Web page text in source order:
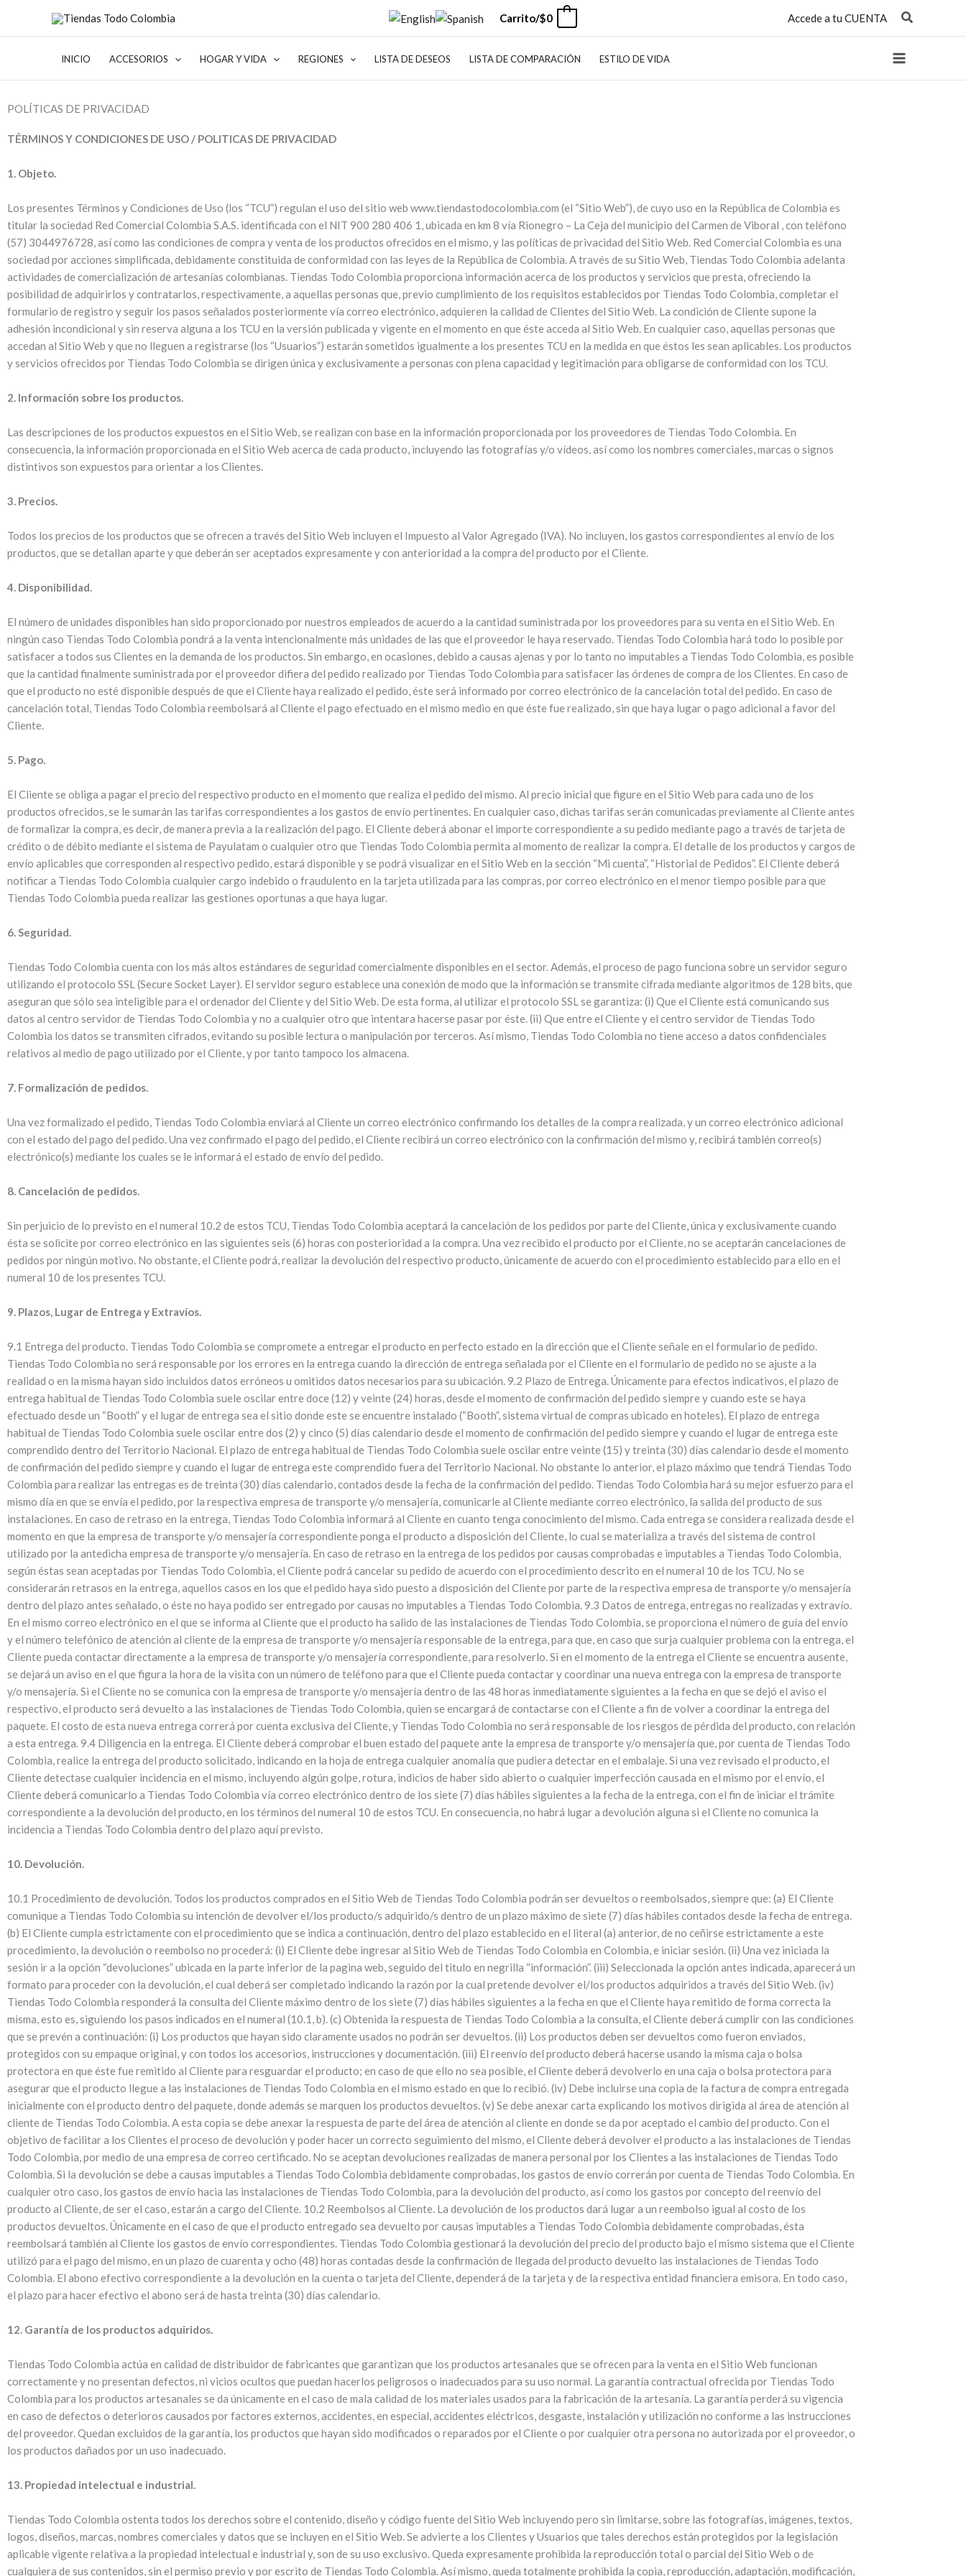
Carrito/$0 Accede a tu CUENTA
INICIO ACCESORIOS HOGAR Y VIDA REGIONES LISTA DE DESEOS LISTA DE COMPARACIÓN ESTILO DE VIDA
POLÍTICAS DE PRIVACIDAD
TÉRMINOS Y CONDICIONES DE USO / POLITICAS DE PRIVACIDAD
1. Objeto.
Los presentes Términos y Condiciones de Uso (los “TCU”) regulan el uso del sitio web www.tiendastodocolombia.com (el “Sitio Web”), de cuyo uso en la República de Colombia es
titular la sociedad Red Comercial Colombia S.A.S. identificada con el NIT 900 280 406 1, ubicada en km 8 vía Rionegro – La Ceja del municipio del Carmen de Viboral , con teléfono
(57) 3044976728, así como las condiciones de compra y venta de los productos ofrecidos en el mismo, y las políticas de privacidad del Sitio Web. Red Comercial Colombia es una
sociedad por acciones simplificada, debidamente constituida de conformidad con las leyes de la República de Colombia. A través de su Sitio Web, Tiendas Todo Colombia adelanta
actividades de comercialización de artesanías colombianas. Tiendas Todo Colombia proporciona información acerca de los productos y servicios que presta, ofreciendo la
posibilidad de adquirirlos y contratarlos, respectivamente, a aquellas personas que, previo cumplimiento de los requisitos establecidos por Tiendas Todo Colombia, completar el
formulario de registro y seguir los pasos señalados posteriormente vía correo electrónico, adquieren la calidad de Clientes del Sitio Web. La condición de Cliente supone la
adhesión incondicional y sin reserva alguna a los TCU en la versión publicada y vigente en el momento en que éste acceda al Sitio Web. En cualquier caso, aquellas personas que
accedan al Sitio Web y que no lleguen a registrarse (los “Usuarios”) estarán sometidos igualmente a los presentes TCU en la medida en que éstos les sean aplicables. Los productos
y servicios ofrecidos por Tiendas Todo Colombia se dirigen única y exclusivamente a personas con plena capacidad y legitimación para obligarse de conformidad con los TCU.
2. Información sobre los productos.
Las descripciones de los productos expuestos en el Sitio Web, se realizan con base en la información proporcionada por los proveedores de Tiendas Todo Colombia. En
consecuencia, la información proporcionada en el Sitio Web acerca de cada producto, incluyendo las fotografías y/o vídeos, así como los nombres comerciales, marcas o signos
distintivos son expuestos para orientar a los Clientes.
3. Precios.
Todos los precios de los productos que se ofrecen a través del Sitio Web incluyen el Impuesto al Valor Agregado (IVA). No incluyen, los gastos correspondientes al envío de los
productos, que se detallan aparte y que deberán ser aceptados expresamente y con anterioridad a la compra del producto por el Cliente.
4. Disponibilidad.
El número de unidades disponibles han sido proporcionado por nuestros empleados de acuerdo a la cantidad suministrada por los proveedores para su venta en el Sitio Web. En
ningún caso Tiendas Todo Colombia pondrá a la venta intencionalmente más unidades de las que el proveedor le haya reservado. Tiendas Todo Colombia hará todo lo posible por
satisfacer a todos sus Clientes en la demanda de los productos. Sin embargo, en ocasiones, debido a causas ajenas y por lo tanto no imputables a Tiendas Todo Colombia, es posible
que la cantidad finalmente suministrada por el proveedor difiera del pedido realizado por Tiendas Todo Colombia para satisfacer las órdenes de compra de los Clientes. En caso de
que el producto no esté disponible después de que el Cliente haya realizado el pedido, éste será informado por correo electrónico de la cancelación total del pedido. En caso de
cancelación total, Tiendas Todo Colombia reembolsará al Cliente el pago efectuado en el mismo medio en que éste fue realizado, sin que haya lugar o pago adicional a favor del
Cliente.
5. Pago.
El Cliente se obliga a pagar el precio del respectivo producto en el momento que realiza el pedido del mismo. Al precio inicial que figure en el Sitio Web para cada uno de los
productos ofrecidos, se le sumarán las tarifas correspondientes a los gastos de envío pertinentes. En cualquier caso, dichas tarifas serán comunicadas previamente al Cliente antes
de formalizar la compra, es decir, de manera previa a la realización del pago. El Cliente deberá abonar el importe correspondiente a su pedido mediante pago a través de tarjeta de
crédito o de débito mediante el sistema de Payulatam o cualquier otro que Tiendas Todo Colombia permita al momento de realizar la compra. El detalle de los productos y cargos de
envío aplicables que corresponden al respectivo pedido, estará disponible y se podrá visualizar en el Sitio Web en la sección “Mi cuenta”, “Historial de Pedidos”. El Cliente deberá
notificar a Tiendas Todo Colombia cualquier cargo indebido o fraudulento en la tarjeta utilizada para las compras, por correo electrónico en el menor tiempo posible para que
Tiendas Todo Colombia pueda realizar las gestiones oportunas a que haya lugar.
6. Seguridad.
Tiendas Todo Colombia cuenta con los más altos estándares de seguridad comercialmente disponibles en el sector. Además, el proceso de pago funciona sobre un servidor seguro
utilizando el protocolo SSL (Secure Socket Layer). El servidor seguro establece una conexión de modo que la información se transmite cifrada mediante algoritmos de 128 bits, que
aseguran que sólo sea inteligible para el ordenador del Cliente y del Sitio Web. De esta forma, al utilizar el protocolo SSL se garantiza: (i) Que el Cliente está comunicando sus
datos al centro servidor de Tiendas Todo Colombia y no a cualquier otro que intentara hacerse pasar por éste. (ii) Que entre el Cliente y el centro servidor de Tiendas Todo
Colombia los datos se transmiten cifrados, evitando su posible lectura o manipulación por terceros. Así mismo, Tiendas Todo Colombia no tiene acceso a datos confidenciales
relativos al medio de pago utilizado por el Cliente, y por tanto tampoco los almacena.
7. Formalización de pedidos.
Una vez formalizado el pedido, Tiendas Todo Colombia enviará al Cliente un correo electrónico confirmando los detalles de la compra realizada, y un correo electrónico adicional
con el estado del pago del pedido. Una vez confirmado el pago del pedido, el Cliente recibirá un correo electrónico con la confirmación del mismo y, recibirá también correo(s)
electrónico(s) mediante los cuales se le informará el estado de envío del pedido.
8. Cancelación de pedidos.
Sin perjuicio de lo previsto en el numeral 10.2 de estos TCU, Tiendas Todo Colombia aceptará la cancelación de los pedidos por parte del Cliente, única y exclusivamente cuando
ésta se solicite por correo electrónico en las siguientes seis (6) horas con posterioridad a la compra. Una vez recibido el producto por el Cliente, no se aceptarán cancelaciones de
pedidos por ningún motivo. No obstante, el Cliente podrá, realizar la devolución del respectivo producto, únicamente de acuerdo con el procedimiento establecido para ello en el
numeral 10 de los presentes TCU.
9. Plazos, Lugar de Entrega y Extravíos.
9.1 Entrega del producto. Tiendas Todo Colombia se compromete a entregar el producto en perfecto estado en la dirección que el Cliente señale en el formulario de pedido.
Tiendas Todo Colombia no será responsable por los errores en la entrega cuando la dirección de entrega señalada por el Cliente en el formulario de pedido no se ajuste a la
realidad o en la misma hayan sido incluidos datos erróneos u omitidos datos necesarios para su ubicación. 9.2 Plazo de Entrega. Únicamente para efectos indicativos, el plazo de
entrega habitual de Tiendas Todo Colombia suele oscilar entre doce (12) y veinte (24) horas, desde el momento de confirmación del pedido siempre y cuando este se haya
efectuado desde un “Booth” y el lugar de entrega sea el sitio donde este se encuentre instalado (“Booth”, sistema virtual de compras ubicado en hoteles). El plazo de entrega
habitual de Tiendas Todo Colombia suele oscilar entre dos (2) y cinco (5) días calendario desde el momento de confirmación del pedido siempre y cuando el lugar de entrega este
comprendido dentro del Territorio Nacional. El plazo de entrega habitual de Tiendas Todo Colombia suele oscilar entre veinte (15) y treinta (30) días calendario desde el momento
de confirmación del pedido siempre y cuando el lugar de entrega este comprendido fuera del Territorio Nacional. No obstante lo anterior, el plazo máximo que tendrá Tiendas Todo
Colombia para realizar las entregas es de treinta (30) días calendario, contados desde la fecha de la confirmación del pedido. Tiendas Todo Colombia hará su mejor esfuerzo para el
mismo día en que se envía el pedido, por la respectiva empresa de transporte y/o mensajería, comunicarle al Cliente mediante correo electrónico, la salida del producto de sus
instalaciones. En caso de retraso en la entrega, Tiendas Todo Colombia informará al Cliente en cuanto tenga conocimiento del mismo. Cada entrega se considera realizada desde el
momento en que la empresa de transporte y/o mensajería correspondiente ponga el producto a disposición del Cliente, lo cual se materializa a través del sistema de control
utilizado por la antedicha empresa de transporte y/o mensajería. En caso de retraso en la entrega de los pedidos por causas comprobadas e imputables a Tiendas Todo Colombia,
según éstas sean aceptadas por Tiendas Todo Colombia, el Cliente podrá cancelar su pedido de acuerdo con el procedimiento descrito en el numeral 10 de los TCU. No se
considerarán retrasos en la entrega, aquellos casos en los que el pedido haya sido puesto a disposición del Cliente por parte de la respectiva empresa de transporte y/o mensajería
dentro del plazo antes señalado, o éste no haya podido ser entregado por causas no imputables a Tiendas Todo Colombia. 9.3 Datos de entrega, entregas no realizadas y extravío.
En el mismo correo electrónico en el que se informa al Cliente que el producto ha salido de las instalaciones de Tiendas Todo Colombia, se proporciona el número de guía del envío
y el número telefónico de atención al cliente de la empresa de transporte y/o mensajería responsable de la entrega, para que, en caso que surja cualquier problema con la entrega, el
Cliente pueda contactar directamente a la empresa de transporte y/o mensajería correspondiente, para resolverlo. Si en el momento de la entrega el Cliente se encuentra ausente,
se dejará un aviso en el que figura la hora de la visita con un número de teléfono para que el Cliente pueda contactar y coordinar una nueva entrega con la empresa de transporte
y/o mensajería. Si el Cliente no se comunica con la empresa de transporte y/o mensajería dentro de las 48 horas inmediatamente siguientes a la fecha en que se dejó el aviso el
respectivo, el producto será devuelto a las instalaciones de Tiendas Todo Colombia, quien se encargará de contactarse con el Cliente a fin de volver a coordinar la entrega del
paquete. El costo de esta nueva entrega correrá por cuenta exclusiva del Cliente, y Tiendas Todo Colombia no será responsable de los riesgos de pérdida del producto, con relación
a esta entrega. 9.4 Diligencia en la entrega. El Cliente deberá comprobar el buen estado del paquete ante la empresa de transporte y/o mensajería que, por cuenta de Tiendas Todo
Colombia, realice la entrega del producto solicitado, indicando en la hoja de entrega cualquier anomalía que pudiera detectar en el embalaje. Si una vez revisado el producto, el
Cliente detectase cualquier incidencia en el mismo, incluyendo algún golpe, rotura, indicios de haber sido abierto o cualquier imperfección causada en el mismo por el envío, el
Cliente deberá comunicarlo a Tiendas Todo Colombia vía correo electrónico dentro de los siete (7) días hábiles siguientes a la fecha de la entrega, con el fin de iniciar el trámite
correspondiente a la devolución del producto, en los términos del numeral 10 de estos TCU. En consecuencia, no habrá lugar a devolución alguna si el Cliente no comunica la
incidencia a Tiendas Todo Colombia dentro del plazo aquí previsto.
10. Devolución.
10.1 Procedimiento de devolución. Todos los productos comprados en el Sitio Web de Tiendas Todo Colombia podrán ser devueltos o reembolsados, siempre que: (a) El Cliente
comunique a Tiendas Todo Colombia su intención de devolver el/los producto/s adquirido/s dentro de un plazo máximo de siete (7) días hábiles contados desde la fecha de entrega.
(b) El Cliente cumpla estrictamente con el procedimiento que se indica a continuación, dentro del plazo establecido en el literal (a) anterior, de no ceñirse estrictamente a este
procedimiento, la devolución o reembolso no procederá: (i) El Cliente debe ingresar al Sitio Web de Tiendas Todo Colombia en Colombia, e iniciar sesión. (ii) Una vez iniciada la
sesión ir a la opción “devoluciones” ubicada en la parte inferior de la pagina web, seguido del titulo en negrilla “información”. (iii) Seleccionada la opción antes indicada, aparecerá un
formato para proceder con la devolución, el cual deberá ser completado indicando la razón por la cual pretende devolver el/los productos adquiridos a través del Sitio Web. (iv)
Tiendas Todo Colombia responderá la consulta del Cliente máximo dentro de los siete (7) días hábiles siguientes a la fecha en que el Cliente haya remitido de forma correcta la
misma, esto es, siguiendo los pasos indicados en el numeral (10.1, b). (c) Obtenida la respuesta de Tiendas Todo Colombia a la consulta, el Cliente deberá cumplir con las condiciones
que se prevén a continuación: (i) Los productos que hayan sido claramente usados no podrán ser devueltos. (ii) Los productos deben ser devueltos como fueron enviados,
protegidos con su empaque original, y con todos los accesorios, instrucciones y documentación. (iii) El reenvío del producto deberá hacerse usando la misma caja o bolsa
protectora en que éste fue remitido al Cliente para resguardar el producto; en caso de que ello no sea posible, el Cliente deberá devolverlo en una caja o bolsa protectora para
asegurar que el producto llegue a las instalaciones de Tiendas Todo Colombia en el mismo estado en que lo recibió. (iv) Debe incluirse una copia de la factura de compra entregada
inicialmente con el producto dentro del paquete, donde además se marquen los productos devueltos. (v) Se debe anexar carta explicando los motivos dirigida al área de atención al
cliente de Tiendas Todo Colombia. A esta copia se debe anexar la respuesta de parte del área de atención al cliente en donde se da por aceptado el cambio del producto. Con el
objetivo de facilitar a los Clientes el proceso de devolución y poder hacer un correcto seguimiento del mismo, el Cliente deberá devolver el producto a las instalaciones de Tiendas
Todo Colombia, por medio de una empresa de correo certificado. No se aceptan devoluciones realizadas de manera personal por los Clientes a las instalaciones de Tiendas Todo
Colombia. Si la devolución se debe a causas imputables a Tiendas Todo Colombia debidamente comprobadas, los gastos de envío correrán por cuenta de Tiendas Todo Colombia. En
cualquier otro caso, los gastos de envío hacia las instalaciones de Tiendas Todo Colombia, para la devolución del producto, así como los gastos por concepto del reenvío del
producto al Cliente, de ser el caso, estarán a cargo del Cliente. 10.2 Reembolsos al Cliente. La devolución de los productos dará lugar a un reembolso igual al costo de los
productos devueltos. Únicamente en el caso de que el producto entregado sea devuelto por causas imputables a Tiendas Todo Colombia debidamente comprobadas, ésta
reembolsará también al Cliente los gastos de envío correspondientes. Tiendas Todo Colombia gestionará la devolución del precio del producto bajo el mismo sistema que el Cliente
utilizó para el pago del mismo, en un plazo de cuarenta y ocho (48) horas contadas desde la confirmación de llegada del producto devuelto las instalaciones de Tiendas Todo
Colombia. El abono efectivo correspondiente a la devolución en la cuenta o tarjeta del Cliente, dependerá de la tarjeta y de la respectiva entidad financiera emisora. En todo caso,
el plazo para hacer efectivo el abono será de hasta treinta (30) días calendario.
12. Garantía de los productos adquiridos.
Tiendas Todo Colombia actúa en calidad de distribuidor de fabricantes que garantizan que los productos artesanales que se ofrecen para la venta en el Sitio Web funcionan
correctamente y no presentan defectos, ni vicios ocultos que puedan hacerlos peligrosos o inadecuados para su uso normal. La garantía contractual ofrecida por Tiendas Todo
Colombia para los productos artesanales se da únicamente en el caso de mala calidad de los materiales usados para la fabricación de la artesanía. La garantía perderá su vigencia
en caso de defectos o deterioros causados por factores externos, accidentes, en especial, accidentes eléctricos, desgaste, instalación y utilización no conforme a las instrucciones
del proveedor. Quedan excluidos de la garantía, los productos que hayan sido modificados o reparados por el Cliente o por cualquier otra persona no autorizada por el proveedor, o
los productos dañados por un uso inadecuado.
13. Propiedad intelectual e industrial.
Tiendas Todo Colombia ostenta todos los derechos sobre el contenido, diseño y código fuente del Sitio Web incluyendo pero sin limitarse, sobre las fotografías, imágenes, textos,
logos, diseños, marcas, nombres comerciales y datos que se incluyen en el Sitio Web. Se advierte a los Clientes y Usuarios que tales derechos están protegidos por la legislación
aplicable vigente relativa a la propiedad intelectual e industrial y, son de su uso exclusivo. Queda expresamente prohibida la reproducción total o parcial del Sitio Web o de
cualquiera de sus contenidos, sin el permiso previo y por escrito de Tiendas Todo Colombia. Así mismo, queda totalmente prohibida la copia, reproducción, adaptación, modificación,